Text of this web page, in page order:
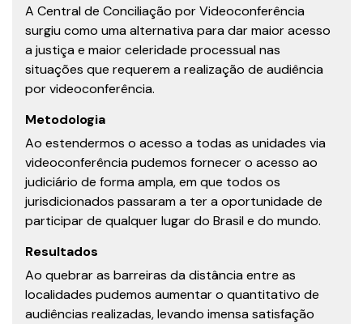
A Central de Conciliação por Videoconferência
surgiu como uma alternativa para dar maior acesso
a justiça e maior celeridade processual nas
situações que requerem a realização de audiência
por videoconferência.
Metodologia
Ao estendermos o acesso a todas as unidades via
videoconferência pudemos fornecer o acesso ao
judiciário de forma ampla, em que todos os
jurisdicionados passaram a ter a oportunidade de
participar de qualquer lugar do Brasil e do mundo.
Resultados
Ao quebrar as barreiras da distância entre as
localidades pudemos aumentar o quantitativo de
audiências realizadas, levando imensa satisfação